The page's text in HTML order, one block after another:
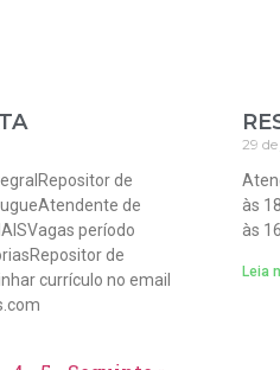
de
de
período
de
currículo no email
29
às
às
Leia